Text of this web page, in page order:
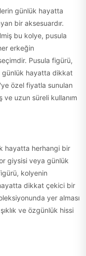
günlük hayatta
bir aksesuardır.
bu kolye, pusula
erkeğin
Pusula figürü,
günlük hayatta dikkat
özel fiyatla sunulan
uzun süreli kullanım
hayatta herhangi bir
giysisi veya günlük
kolyenin
dikkat çekici bir
yer alması
ve özgünlük hissi